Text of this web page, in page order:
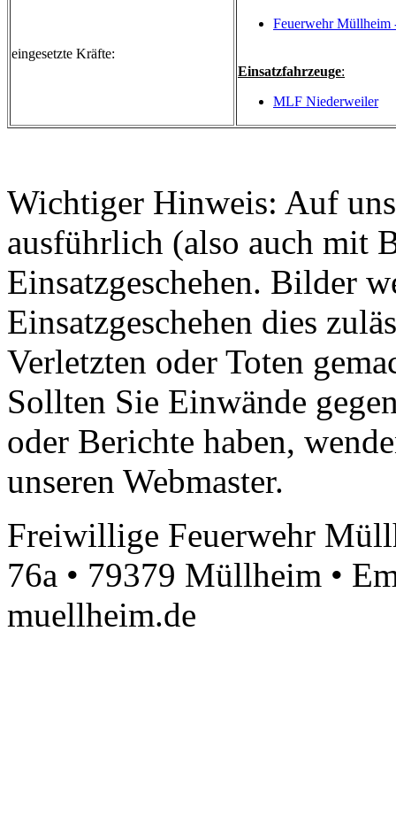
eingesetzte Kräfte:
Feuerwehr Müllheim
Einsatzfahrzeuge:
MLF Niederweiler
Wichtiger Hinweis: Auf
ausführlich (also auch mit
Einsatzgeschehen. Bilder
Einsatzgeschehen dies
Verletzten oder Toten
Sollten Sie Einwände
oder Berichte haben,
unseren Webmaster.
Freiwillige Feuerwehr
76a • 79379 Müllheim •
muellheim.de